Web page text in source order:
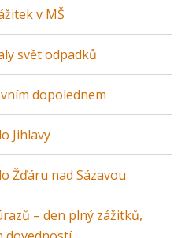
v MŠ
svět odpadků
dopolednem
Jihlavy
Žďáru nad Sázavou
– den plný zážitků,